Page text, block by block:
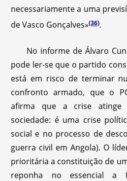
necessariamente a uma
de Vasco Gonçalves»(36).
No informe de Álvaro
pode ler-se que o partido
está em risco de terminar
confronto armado, que o
afirma que a crise
sociedade: é uma crise
social e no processo de
guerra civil em Angola). O
prioritária a constituição de
reponha no essencial a